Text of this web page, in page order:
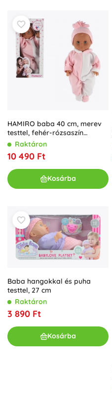
HAMIRO baba 40 cm, merev
testtel, fehér-rózsaszín
overálban és rózsaszín
Raktáron
10 490 Ft
Kosárba
Baba hangokkal és puha
testtel, 27 cm
Raktáron
3 890 Ft
Kosárba